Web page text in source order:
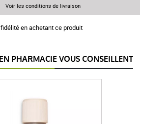
en achetant ce produit
Voir les conditions de livraison
PHARMACIE VOUS CONSEILLENT